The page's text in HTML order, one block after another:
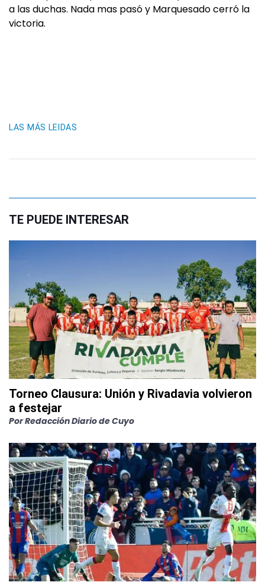
a las duchas. Nada mas pasó y Marquesado cerró la
victoria.
LAS MÁS LEIDAS
TE PUEDE INTERESAR
Torneo Clausura: Unión y Rivadavia volvieron
a festejar
PorRedacción Diario de Cuyo